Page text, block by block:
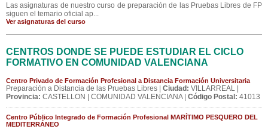
Las asignaturas de nuestro curso de preparación de las Pruebas Libres de FP
siguen el temario oficial ap...
Ver asignaturas del curso
CENTROS DONDE SE PUEDE ESTUDIAR EL CICLO
FORMATIVO EN COMUNIDAD VALENCIANA
Centro Privado de Formación Profesional a Distancia Formación Universitaria
Preparación a Distancia de las Pruebas Libres | Ciudad: VILLARREAL |
Provincia: CASTELLON | COMUNIDAD VALENCIANA | Código Postal: 41013
Centro Público Integrado de Formación Profesional MARÍTIMO PESQUERO DEL
MEDITERRÁNEO